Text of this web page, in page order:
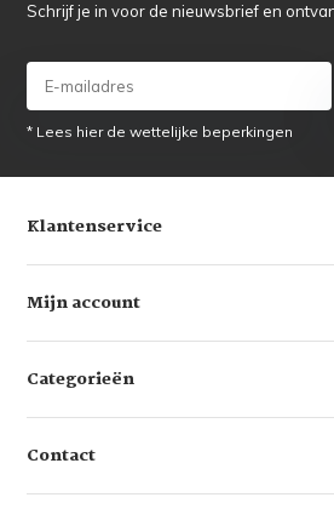
Schrijf je in voor de nieuwsbrief en
* Lees hier de wettelijke beperkingen
Klantenservice
Mijn account
Categorieën
Contact